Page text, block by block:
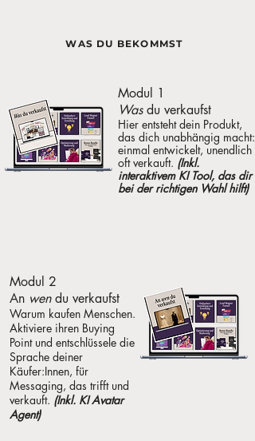
WAS DU BEKOMMST
Modul 1
Wasdu verkaufst
Hier entsteht dein Produkt,
das dich unabhängig macht:
einmal entwickelt, unendlich
oft verkauft. (Inkl.
interaktivem KI Tool, das dir
bei der richtigen Wahl hilft)
Modul 2
An wendu verkaufst
Warum kaufen Menschen.
Aktiviere ihren Buying
Point und entschlüssele die
Sprache deiner
Käufer:Innen, für
Messaging, das trifft und
verkauft. (Inkl. KI Avatar
Agent)